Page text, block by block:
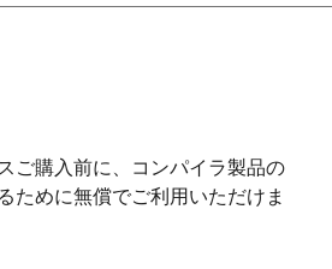
ご購入前に、コンパイラ製品の
ために無償でご利用いただけま